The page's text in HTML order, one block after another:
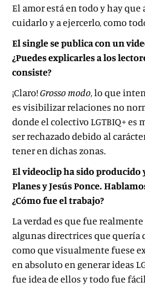
El amor está en todo y hay que
cuidarlo y a ejercerlo, como
El single se publica con un
¿Puedes explicarles a los
consiste?
¡Claro!Grosso modo, lo que
es visibilizar relaciones no
donde el colectivo LGTBIQ+ es
ser rechazado debido al
tener en dichas zonas.
El videoclip ha sido producido
Planes y Jesús Ponce.
¿Cómo fue el trabajo?
La verdad es que fue
algunas directrices que quería
como que visualmente fuese
en absoluto en generar ideas
fue idea de ellos y todo fue